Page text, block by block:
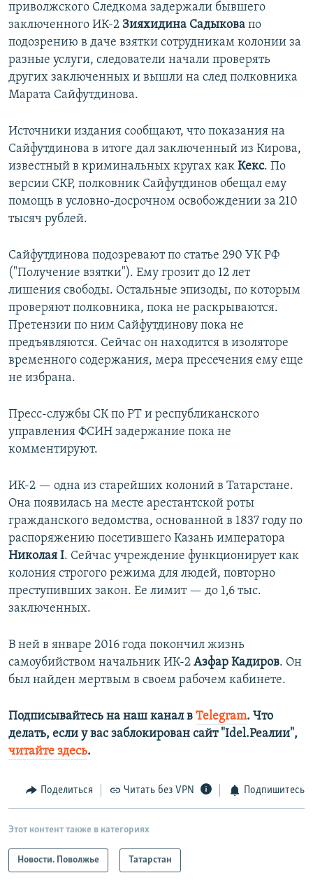
приволжского Следкома задержали бывшего
заключенного ИК-2 Зияхидина Садыкова по
подозрению в даче взятки сотрудникам колонии за
разные услуги, следователи начали проверять
других заключенных и вышли на след полковника
Марата Сайфутдинова.
Источники издания сообщают, что показания на
Сайфутдинова в итоге дал заключенный из Кирова,
известный в криминальных кругах как Кекс. По
версии СКР, полковник Сайфутдинов обещал ему
помощь в условно-досрочном освобождении за 210
тысяч рублей.
Сайфутдинова подозревают по статье 290 УК РФ
("Получение взятки"). Ему грозит до 12 лет
лишения свободы. Остальные эпизоды, по которым
проверяют полковника, пока не раскрываются.
Претензии по ним Сайфутдинову пока не
предъявляются. Сейчас он находится в изоляторе
временного содержания, мера пресечения ему еще
не избрана.
Пресс-службы СК по РТ и республиканского
управления ФСИН задержание пока не
комментируют.
ИК-2 — одна из старейших колоний в Татарстане.
Она появилась на месте арестантской роты
гражданского ведомства, основанной в 1837 году по
распоряжению посетившего Казань императора
Николая I. Сейчас учреждение функционирует как
колония строгого режима для людей, повторно
преступивших закон. Ее лимит — до 1,6 тыс.
заключенных.
В ней в январе 2016 года покончил жизнь
самоубийством начальник ИК-2 Азфар Кадиров. Он
был найден мертвым в своем рабочем кабинете.
Подписывайтесь на наш канал в Telegram. Что
делать, если у вас заблокирован сайт "Idel.Реалии",
читайте здесь.
Поделиться Читать без VPN Подпишитесь
Этот контент также в категориях
Новости. Поволжье Татарстан